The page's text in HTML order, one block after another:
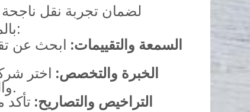
لضمان تجربة نقل
بالمصداقية والاحترافية. إليك بعض المعايير الهامة التي يجب مراعاتها عند اتخاذ قرارك:
السمعة والتقييمات: ابحث عن
الخبرة والتخصص: اختر
والدمام. الشركات المتخصصة تكون على دراية بالتحديات اللوجستية لهذه المسافة.
التراخيص والتصاريح: